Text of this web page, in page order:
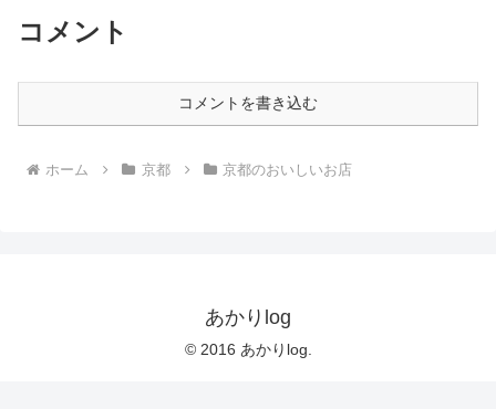
コメント
コメントを書き込む
ホーム 京都 京都のおいしいお店
あかりlog
© 2016 あかりlog.